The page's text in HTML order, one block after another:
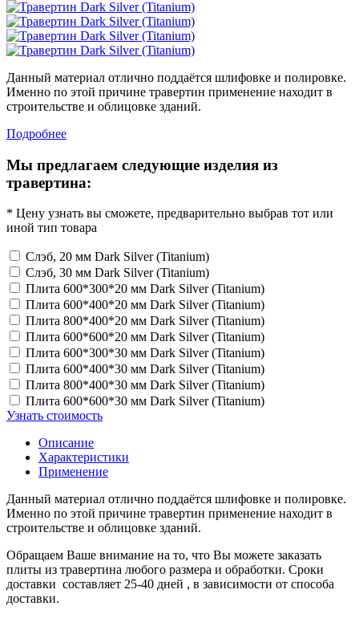
Данный материал отлично поддаётся шлифовке и полировке.
Именно по этой причине травертин применение находит в
строительстве и облицовке зданий.
Подробнее
Мы предлагаем следующие изделия из
травертина:
* Цену узнать вы сможете, предварительно выбрав тот или
иной тип товара
Слэб, 20 мм Dark Silver (Titanium)
Слэб, 30 мм Dark Silver (Titanium)
Плита 600*300*20 мм Dark Silver (Titanium)
Плита 600*400*20 мм Dark Silver (Titanium)
Плита 800*400*20 мм Dark Silver (Titanium)
Плита 600*600*20 мм Dark Silver (Titanium)
Плита 600*300*30 мм Dark Silver (Titanium)
Плита 600*400*30 мм Dark Silver (Titanium)
Плита 800*400*30 мм Dark Silver (Titanium)
Плита 600*600*30 мм Dark Silver (Titanium)
Узнать стоимость
Описание
Характеристики
Применение
Данный материал отлично поддаётся шлифовке и полировке.
Именно по этой причине травертин применение находит в
строительстве и облицовке зданий.
Обращаем Ваше внимание на то, что Вы можете заказать
плиты из травертина любого размера и обработки. Сроки
доставки составляет 25-40 дней , в зависимости от способа
доставки.